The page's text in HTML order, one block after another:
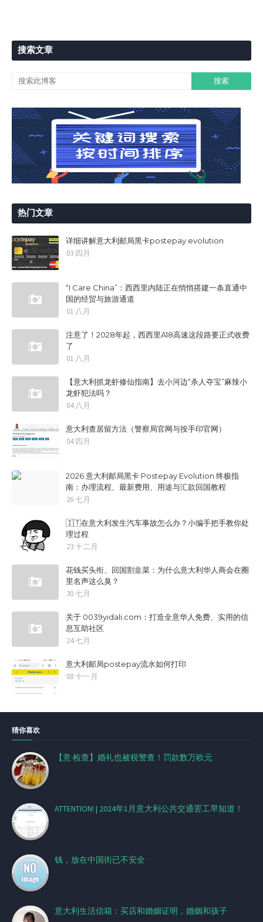
搜索文章
热门文章
详细讲解意大利邮局黑卡postepay evolution
03 四月
“I Care China”：西西里内陆正在悄悄搭建一条直通中
国的经贸与旅游通道
01 八月
注意了！2028年起，西西里A18高速这段路要正式收费
了
01 八月
【意大利抓龙虾修仙指南】去小河边“杀人夺宝”麻辣小
龙虾犯法吗？
04 八月
意大利查居留方法（警察局官网与按手印官网）
04 四月
2026 意大利邮局黑卡 Postepay Evolution 终极指
南：办理流程、最新费用、用途与汇款回国教程
26 七月
🇮🇹在意大利发生汽车事故怎么办？小编手把手教你处
理过程
23 十二月
花钱买头衔、回国割韭菜：为什么意大利华人商会在圈
里名声这么臭？
30 七月
关于 0039yidali.com：打造全意华人免费、实用的信
息互助社区
24 七月
意大利邮局postepay流水如何打印
08 十一月
猜你喜欢
【意·检查】婚礼也被税警查！罚款数万欧元
ATTENTION! | 2024年1月意大利公共交通罢工早知道！
钱，放在中国街已不安全
意大利生活信箱：买店和婚姻证明，婚姻和孩子